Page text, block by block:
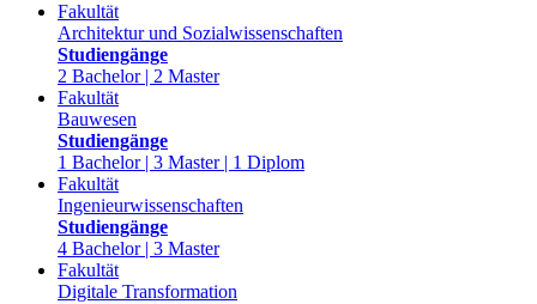
Fakultät
Architektur und Sozialwissenschaften
Studiengänge
2 Bachelor | 2 Master
Fakultät
Bauwesen
Studiengänge
1 Bachelor | 3 Master | 1 Diplom
Fakultät
Ingenieurwissenschaften
Studiengänge
4 Bachelor | 3 Master
Fakultät
Digitale Transformation